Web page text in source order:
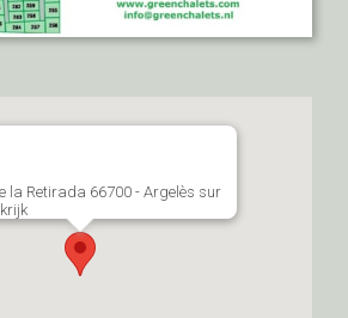
la Retirada 66700 - Argelès sur